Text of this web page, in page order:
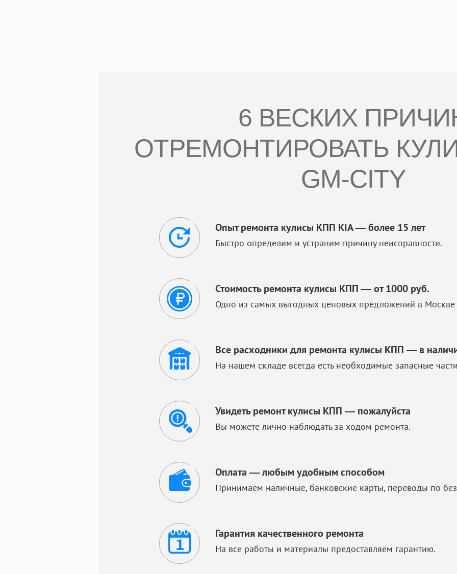
6 ВЕСКИХ
ОТРЕМОНТИРОВАТЬ
GM-CITY
Опыт ремонта кулисы КПП KIA — более 15 лет
Быстро определим и устраним причину неисправности.
Стоимость ремонта кулисы КПП — от 1000 руб.
Одно из самых выгодных ценовых предложений в Москве
Все расходники для ремонта кулисы КПП — в
На нашем складе всегда есть необходимые запасные
Увидеть ремонт кулисы КПП — пожалуйста
Вы можете лично наблюдать за ходом ремонта.
Оплата — любым удобным способом
Принимаем наличные, банковские карты, переводы по
Гарантия качественного ремонта
На все работы и материалы предоставляем гарантию.